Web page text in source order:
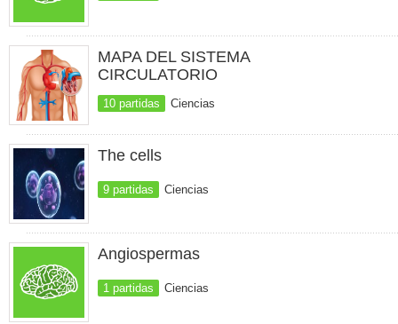
MAPA DEL SISTEMA
CIRCULATORIO
10 partidas Ciencias
The cells
9 partidas Ciencias
Angiospermas
1 partidas Ciencias